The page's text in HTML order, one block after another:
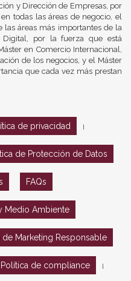
y Dirección de Empresas, por
todas las áreas de negocio, el
las áreas más importantes de la
por la fuerza que está
en Comercio Internacional,
de los negocios, y el Máster
que cada vez más prestan
de privacidad
de Protección de Datos
FAQs
Medio Ambiente
de Marketing Responsable
Política de compliance